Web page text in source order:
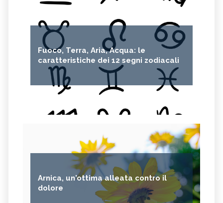
Fuoco, Terra, Aria, Acqua: le
caratteristiche dei 12 segni zodiacali
Arnica, un'ottima alleata contro il
dolore